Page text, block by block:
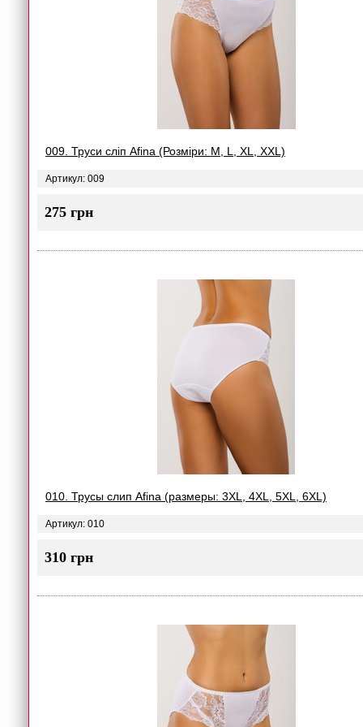
009. Труси сліп Afina (Розміри: M, L, XL, XXL)
Артикул: 009
275 грн
010. Трусы слип Afina (размеры: 3XL, 4XL, 5XL, 6XL)
Артикул: 010
310 грн